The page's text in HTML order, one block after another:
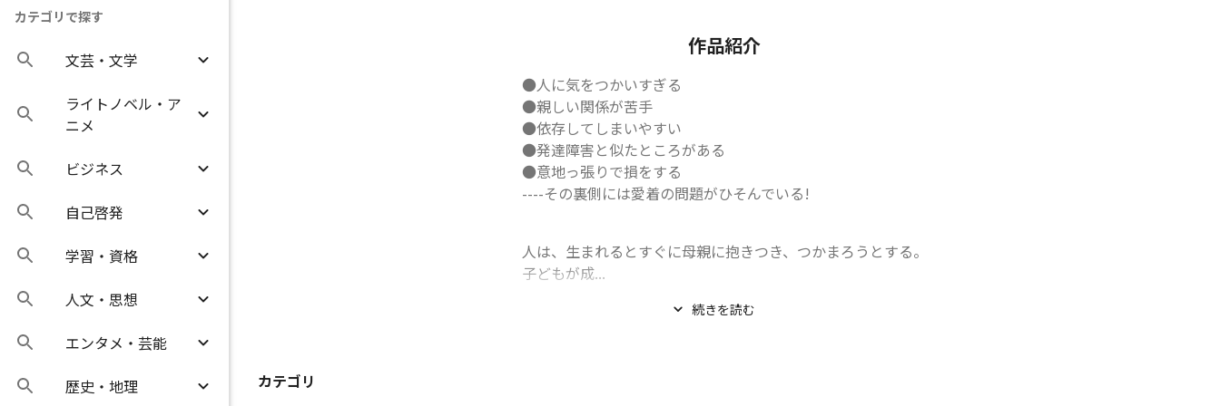
カテゴリで探す
文芸・文学
ライトノベル・ア
ニメ
ビジネス
自己啓発
学習・資格
人文・思想
エンタメ・芸能
歴史・地理
作品紹介
●人に気をつかいすぎる
●親しい関係が苦手
●依存してしまいやすい
●発達障害と似たところがある
●意地っ張りで損をする
----その裏側には愛着の問題がひそんでいる!
人は、生まれるとすぐに母親に抱きつき、つかまろうとする。
子どもが成...
続きを読む
カテゴリ